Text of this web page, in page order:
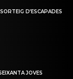
D’ESCAPADES
JOVES